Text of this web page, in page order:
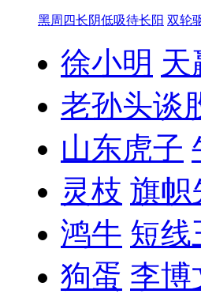
黑周四长阴低吸待长阳 双轮
徐小明 天
老孙头谈
山东虎子
灵枝 旗帜
鸿牛 短线
狗蛋 李博